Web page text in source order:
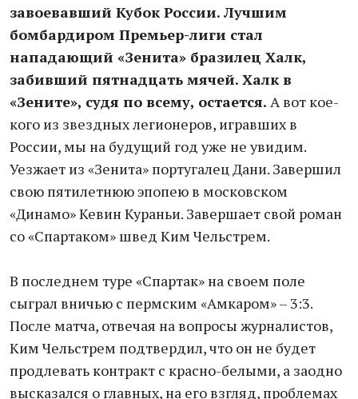
завоевавший Кубок России. Лучшим
бомбардиром Премьер-лиги стал
нападающий «Зенита» бразилец Халк,
забивший пятнадцать мячей. Халк в
«Зените», судя по всему, остается. А вот кое-
кого из звездных легионеров, игравших в
России, мы на будущий год уже не увидим.
Уезжает из «Зенита» португалец Дани. Завершил
свою пятилетнюю эпопею в московском
«Динамо» Кевин Кураньи. Завершает свой роман
со «Спартаком» швед Ким Чельстрем.
В последнем туре «Спартак» на своем поле
сыграл вничью с пермским «Амкаром» – 3:3.
После матча, отвечая на вопросы журналистов,
Ким Чельстрем подтвердил, что он не будет
продлевать контракт с красно-белыми, а заодно
высказался о главных, на его взгляд, проблемах